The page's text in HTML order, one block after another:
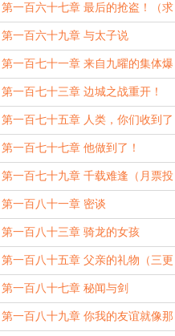
第一百六十七章 最后的抢盗！（求
月票加更！）
第一百六十九章 与太子说
第一百七十一章 来自九曜的集体爆
灯！
第一百七十三章 边城之战重开！
（三更求月票！）
第一百七十五章 人类，你们收到了
吗？
第一百七十七章 他做到了！
第一百七十九章 千载难逢（月票投
满加更！）
第一百八十一章 密谈
第一百八十三章 骑龙的女孩
第一百八十五章 父亲的礼物（三更
求订阅！求月票！）
第一百八十七章 秘闻与剑
第一百八十九章 你我的友谊就像那